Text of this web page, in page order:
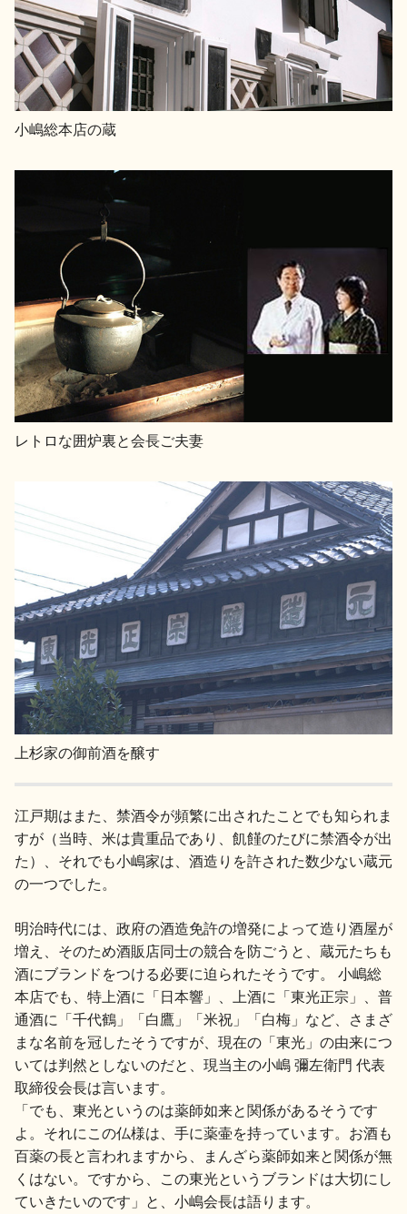
お問い合わせ
小嶋総本店の蔵
レトロな囲炉裏と会長ご夫妻
上杉家の御前酒を醸す
江戸期はまた、禁酒令が頻繁に出されたことでも知られま
すが（当時、米は貴重品であり、飢饉のたびに禁酒令が出
た）、それでも小嶋家は、酒造りを許された数少ない蔵元
の一つでした。
明治時代には、政府の酒造免許の増発によって造り酒屋が
増え、そのため酒販店同士の競合を防ごうと、蔵元たちも
酒にブランドをつける必要に迫られたそうです。 小嶋総
本店でも、特上酒に「日本響」、上酒に「東光正宗」、普
通酒に「千代鶴」「白鷹」「米祝」「白梅」など、さまざ
まな名前を冠したそうですが、現在の「東光」の由来につ
いては判然としないのだと、現当主の小嶋 彌左衛門 代表
取締役会長は言います。
「でも、東光というのは薬師如来と関係があるそうです
よ。それにこの仏様は、手に薬壷を持っています。お酒も
百薬の長と言われますから、まんざら薬師如来と関係が無
くはない。ですから、この東光というブランドは大切にし
ていきたいのです」と、小嶋会長は語ります。